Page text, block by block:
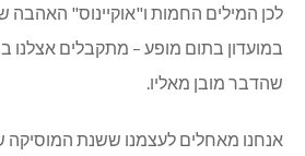
לכן המילים החמות ו"אוקיינוס" האהבה
במועדון בתום מופע – מתקבלים אצלנו
שהדבר מובן מאליו.
אנחנו מאחלים לעצמנו ששנת המוסיקה